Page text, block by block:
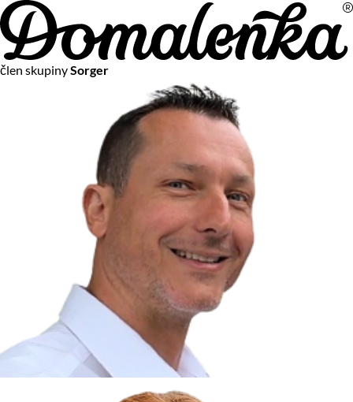
člen skupinySorger
Na vašom súkromí nám záleží
Chceme vám neustále poskytovať tie najlepšie služby.
Vzhľadom k platnej legislatíve od vás ale potrebujeme súhlas
s používaním súborov cookies.
Viac o personalizácii a meraní
Aby sme vedeli, čo sa deje na webových stránkach a aby sme
vám mohli prispôsobiť ponuky na mieru či reklamu,
používame cookies a taktiežslužby spoločnosti Google
Čo sú cookies?
Cookies sú malé textové súbory, ktoré môžu byť používané
webovými stránkami, aby zefektívnili používateľský zážitok.
Vďaka cookies vám môžeme ponúkať služby podľa toho, čo
naozaj hľadáte a chcete nájsť.
Kedykoľvek sa môžete slobodne rozhodnúť, ktoré typy
používania cookies chcete umožniť.
Zákon uvádza, že môžeme ukladať cookies na vašom
zariadení, pokiaľ sú nevyhnutne nutné pre prevádzku tejto